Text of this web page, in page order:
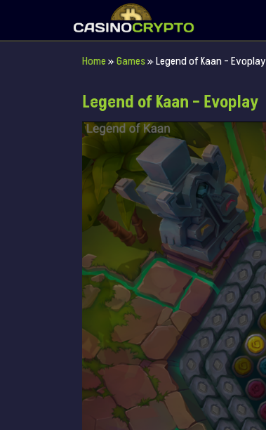
Home»Games»Legend of Kaan – Evoplay
Legend of Kaan – Evoplay